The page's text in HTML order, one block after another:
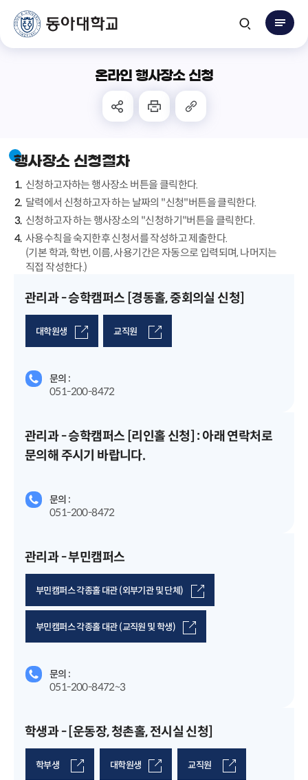
온라인 행사장소 신청
행사장소 신청절차
신청하고자하는 행사장소 버튼을 클릭한다.
달력에서 신청하고자 하는 날짜의 "신청"버튼을 클릭한다.
신청하고자 하는 행사장소의 "신청하기"버튼을 클릭한다.
사용수칙을 숙지한후 신청서를 작성하고 제출한다.
(기본 학과, 학번, 이름, 사용기간은 자동으로 입력되며, 나머지는
직접 작성한다.)
관리과 - 승학캠퍼스 [경동홀, 중회의실 신청]
대학원생 교직원
문의 :
051-200-8472
관리과 - 승학캠퍼스 [리인홀 신청] : 아래 연락처로
문의해 주시기 바랍니다.
문의 :
051-200-8472
관리과 - 부민캠퍼스
부민캠퍼스 각종홀 대관 (외부기관 및 단체)
부민캠퍼스 각종홀 대관 (교직원 및 학생)
문의 :
051-200-8472~3
학생과 - [운동장, 청촌홀, 전시실 신청]
학부생 대학원생 교직원